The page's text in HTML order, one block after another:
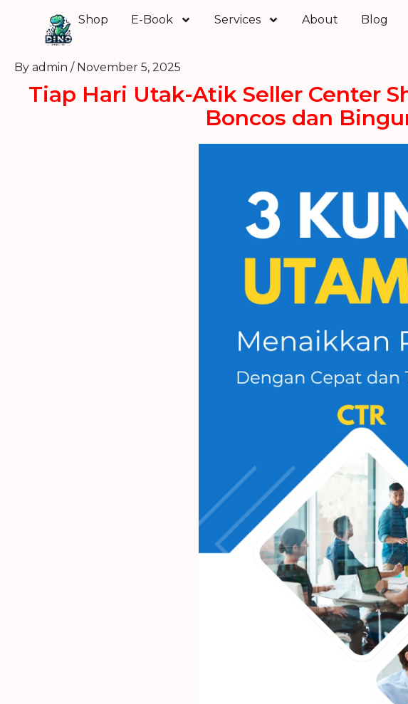
content
Shop E-Book Services About Blog
By admin / November 5, 2025
Tiap Hari Utak-Atik Seller Center
Boncos dan